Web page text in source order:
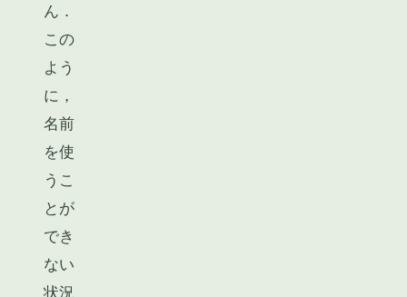
ん．
この
よう
に，
名前
を使
うこ
とが
でき
ない
状況